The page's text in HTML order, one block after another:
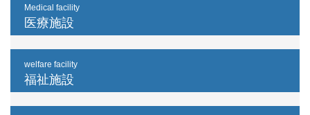
Medical facility
医療施設
welfare facility
福祉施設